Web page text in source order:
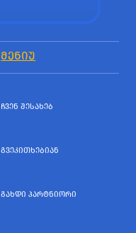
ᲛᲔᲜᲘᲣ
ᲩᲕᲔᲜ ᲨᲔᲡᲐᲮᲔᲑ
ᲒᲕᲔᲙᲘᲗᲮᲔᲑᲘᲐᲜ
ᲒᲐᲮᲓᲘ ᲞᲐᲠᲢᲜᲘᲝᲠᲘ